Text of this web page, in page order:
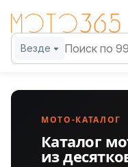
Везде
МОТО-КАТАЛОГ
Каталог
из